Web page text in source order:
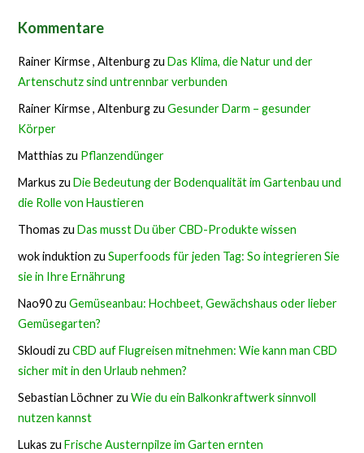
Kommentare
Rainer Kirmse , Altenburgzu Das Klima, die Natur und der
Artenschutz sind untrennbar verbunden
Rainer Kirmse , AltenburgzuGesunder Darm – gesunder
Körper
Matthias zu Pflanzendünger
Markus zu Die Bedeutung der Bodenqualität im Gartenbau und
die Rolle von Haustieren
Thomas zu Das musst Du über CBD-Produkte wissen
wok induktion zuSuperfoods für jeden Tag: So integrieren Sie
sie in Ihre Ernährung
Nao90zuGemüseanbau: Hochbeet, Gewächshaus oder lieber
Gemüsegarten?
SkloudizuCBD auf Flugreisen mitnehmen: Wie kann man CBD
sicher mit in den Urlaub nehmen?
Sebastian LöchnerzuWie du ein Balkonkraftwerk sinnvoll
nutzen kannst
Lukas zu Frische Austernpilze im Garten ernten